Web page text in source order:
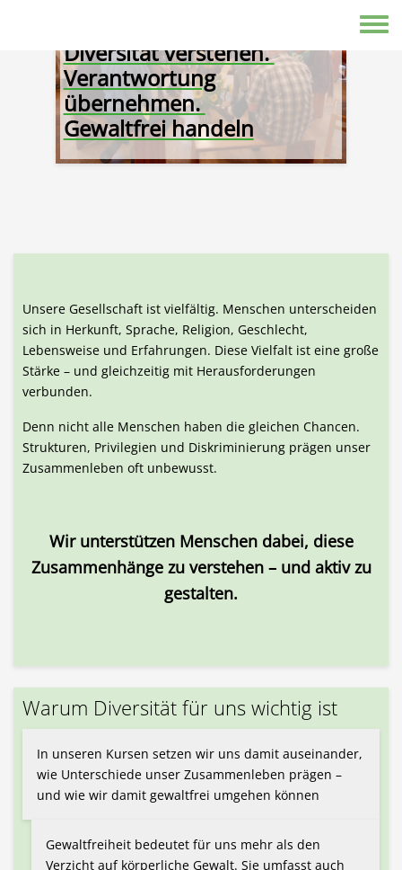
Diversität verstehen.
Verantwortung
übernehmen.
Gewaltfrei handeln
Unsere Gesellschaft ist vielfältig. Menschen unterscheiden
sich in Herkunft, Sprache, Religion, Geschlecht,
Lebensweise und Erfahrungen. Diese Vielfalt ist eine große
Stärke – und gleichzeitig mit Herausforderungen
verbunden.
Denn nicht alle Menschen haben die gleichen Chancen.
Strukturen, Privilegien und Diskriminierung prägen unser
Zusammenleben oft unbewusst.
Wir unterstützen Menschen dabei, diese
Zusammenhänge zu verstehen – und aktiv zu
gestalten.
Warum Diversität für uns wichtig ist
In unseren Kursen setzen wir uns damit auseinander,
wie Unterschiede unser Zusammenleben prägen –
und wie wir damit gewaltfrei umgehen können
Gewaltfreiheit bedeutet für uns mehr als den
Verzicht auf körperliche Gewalt. Sie umfasst auch